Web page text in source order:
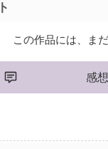
この作品には、ま
感